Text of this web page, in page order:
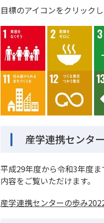
目標のアイコンをクリック
産学連携センタ
平成29年度から令和3年度
内容をご覧いただけます。
産学連携センターの歩み